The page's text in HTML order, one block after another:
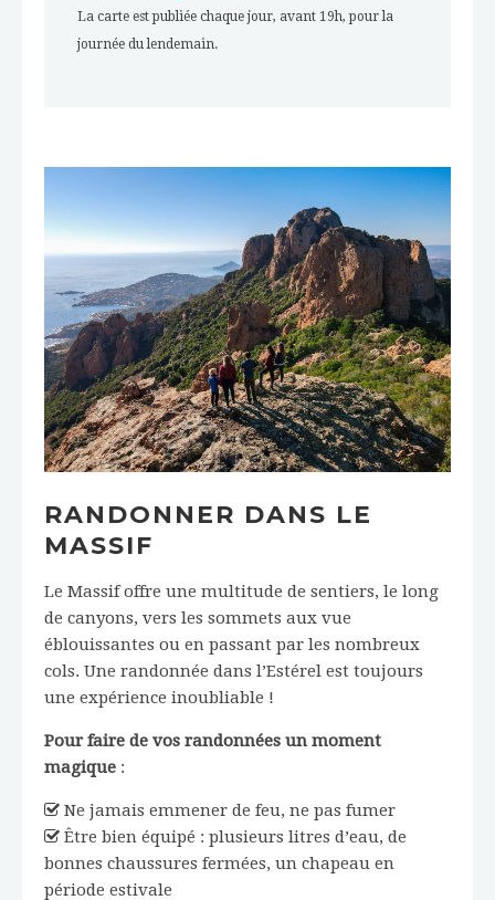
La carte est publiée chaque jour, avant 19h, pour la
journée du lendemain.
RANDONNER DANS LE
MASSIF
Le Massif offre une multitude de sentiers, le long
de canyons, vers les sommets aux vue
éblouissantes ou en passant par les nombreux
cols. Une randonnée dans l’Estérel est toujours
une expérience inoubliable !
Pour faire de vos randonnées un moment
magique :
Ne jamais emmener de feu, ne pas fumer
Être bien équipé : plusieurs litres d’eau, de
bonnes chaussures fermées, un chapeau en
période estivale